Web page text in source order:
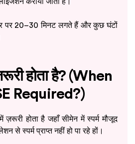
पर 20–30 मिनट लगते हैं और कुछ घंटों
होता है? (When
Required?)
ज़रूरी होता है जहाँ सीमेन में स्पर्म मौजूद
से स्पर्म प्राप्त नहीं हो पा रहे हों।